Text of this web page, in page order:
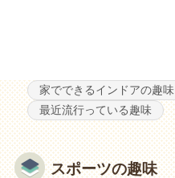
家でできるインドアの趣味
最近流行っている趣味
スポーツの趣味